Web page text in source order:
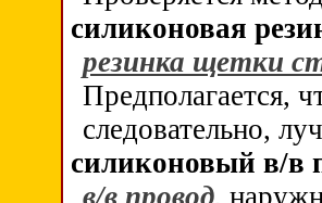
силиконовая
резинка щетки
Предполагается,
следовательно,
силиконовый в/в
в/в провод,